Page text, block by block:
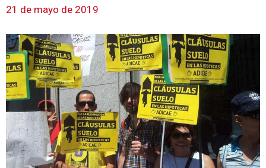
21 de mayo de 2019